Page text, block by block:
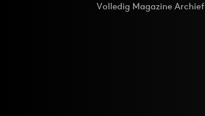
Volledig Magazine Archief